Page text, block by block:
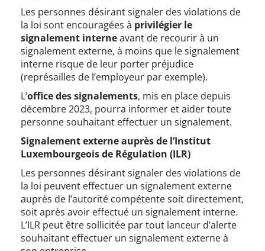
Les personnes désirant signaler des violations de
la loi sont encouragées à privilégier le
signalement interneavant de recourir à un
signalement externe, à moins que le signalement
interne risque de leur porter préjudice
(représailles de l’employeur par exemple).
L’office des signalements, mis en place depuis
décembre 2023, pourra informer et aider toute
personne souhaitant effectuer un signalement.
Signalement externe auprès de l’Institut
Luxembourgeois de Régulation (ILR)
Les personnes désirant signaler des violations de
la loi peuvent effectuer un signalement externe
auprès de l’autorité compétente soit directement,
soit après avoir effectué un signalement interne.
L’ILR peut être sollicitée par tout lanceur d’alerte
souhaitant effectuer un signalement externe à